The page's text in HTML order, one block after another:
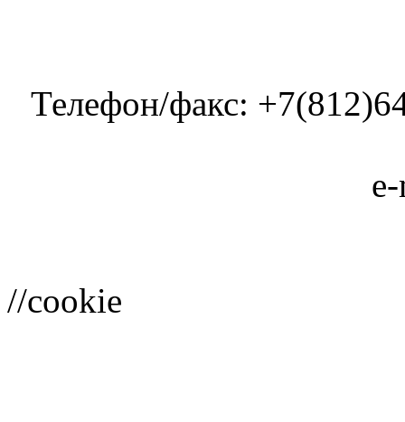
Телефон/факс:
//cookie